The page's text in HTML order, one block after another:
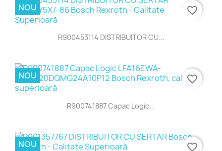
R900453114 DISTRIBUITOR CU...
NOU favorite_border
R900741887 Capac Logic...
NOU favorite_border
NOU favorite_border